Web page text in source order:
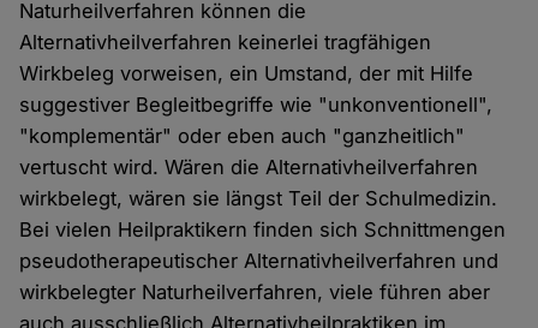
Naturheilverfahren können die
Alternativheilverfahren keinerlei tragfähigen
Wirkbeleg vorweisen, ein Umstand, der mit Hilfe
suggestiver Begleitbegriffe wie "unkonventionell",
"komplementär" oder eben auch "ganzheitlich"
vertuscht wird. Wären die Alternativheilverfahren
wirkbelegt, wären sie längst Teil der Schulmedizin.
Bei vielen Heilpraktikern finden sich Schnittmengen
pseudotherapeutischer Alternativheilverfahren und
wirkbelegter Naturheilverfahren, viele führen aber
auch ausschließlich Alternativheilpraktiken im